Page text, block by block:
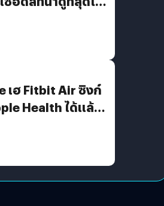
เฮ Fitbit Air ซิงก์
Health ได้แล้ว